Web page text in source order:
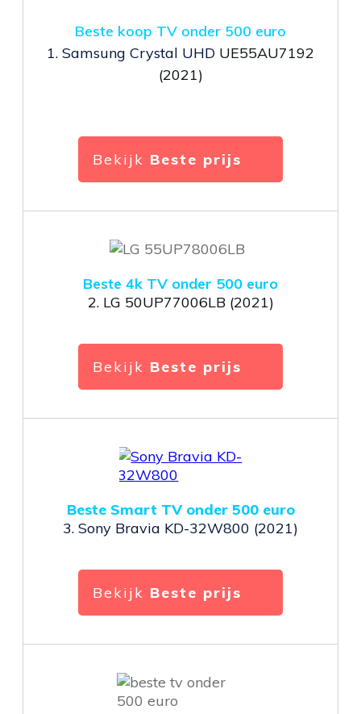
Beste koop TV onder 500 euro
1. Samsung Crystal UHD UE55AU7192
(2021)
Bekijk Beste prijs
Beste 4k TV onder 500 euro
2. LG 50UP77006LB (2021)
Bekijk Beste prijs
Beste Smart TV onder 500 euro
3. Sony Bravia KD-32W800 (2021)
Bekijk Beste prijs